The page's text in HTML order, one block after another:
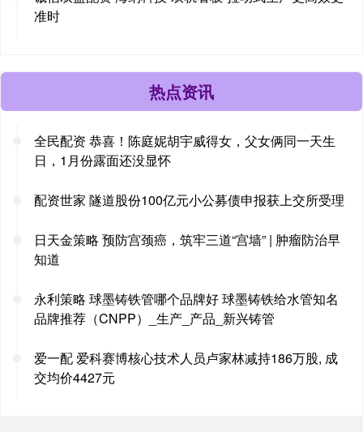
准时
热点资讯
全民配资 恭喜！陈庭妮胡宇威得女，父女俩同一天生
日，1月份露面还没显怀
配资世家 隧道股份100亿元小公募债申报获上交所受理
日天金策略 预防宫颈癌，筑牢三道“宫墙” | 肿瘤防治早
知道
永利策略 球墨铸铁管哪个品牌好 球墨铸铁给水管知名
品牌推荐（CNPP）_生产_产品_新兴铸管
爱一配 爱科赛博核心技术人员卢家林减持186万股, 成
交均价4427元